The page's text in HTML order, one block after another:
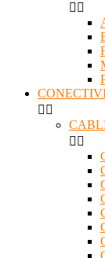
 
 
 